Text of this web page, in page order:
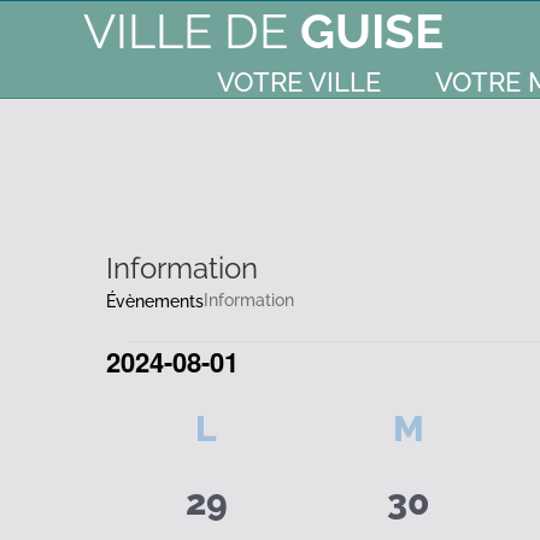
VILLE DE GUISE
VOTRE VILLE VOTRE
Information
Évènements Information
Évènements
2024-08-01
Calendrier
L M
0
29
0
30